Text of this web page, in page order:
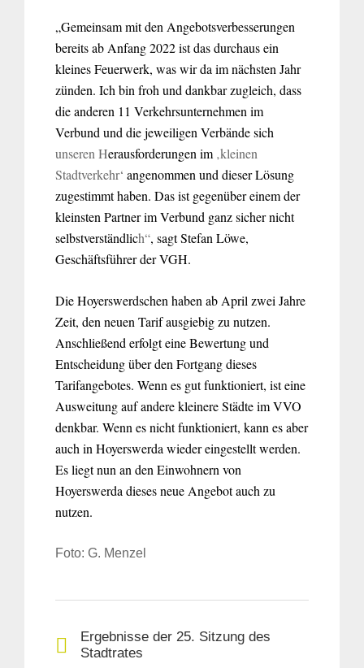
„Gemeinsam mit den Angebotsverbesserungen
bereits ab Anfang 2022 ist das durchaus ein
kleines Feuerwerk, was wir da im nächsten Jahr
zünden. Ich bin froh und dankbar zugleich, dass
die anderen 11 Verkehrsunternehmen im
Verbund und die jeweiligen Verbände sich
unseren Herausforderungen im‚kleinen
Stadtverkehr‘ angenommen und dieser Lösung
zugestimmt haben. Das ist gegenüber einem der
kleinsten Partner im Verbund ganz sicher nicht
selbstverständlich“, sagt Stefan Löwe,
Geschäftsführer der VGH.
Die Hoyerswerdschen haben ab April zwei Jahre
Zeit, den neuen Tarif ausgiebig zu nutzen.
Anschließend erfolgt eine Bewertung und
Entscheidung über den Fortgang dieses
Tarifangebotes. Wenn es gut funktioniert, ist eine
Ausweitung auf andere kleinere Städte im VVO
denkbar. Wenn es nicht funktioniert, kann es aber
auch in Hoyerswerda wieder eingestellt werden.
Es liegt nun an den Einwohnern von
Hoyerswerda dieses neue Angebot auch zu
nutzen.
Foto: G. Menzel
Ergebnisse der 25. Sitzung des
Stadtrates